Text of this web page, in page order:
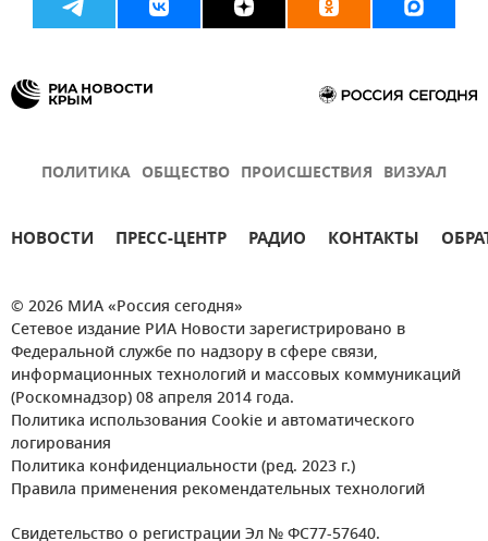
ПОЛИТИКА ОБЩЕСТВО ПРОИСШЕСТВИЯ ВИЗУАЛ
НОВОСТИ ПРЕСС-ЦЕНТР РАДИО КОНТАКТЫ
© 2026 МИА «Россия сегодня»
Сетевое издание РИА Новости зарегистрировано в
Федеральной службе по надзору в сфере связи,
информационных технологий и массовых коммуникаций
(Роскомнадзор) 08 апреля 2014 года.
Политика использования Cookie и автоматического
логирования
Политика конфиденциальности (ред. 2023 г.)
Правила применения рекомендательных технологий
Свидетельство о регистрации Эл № ФС77-57640.